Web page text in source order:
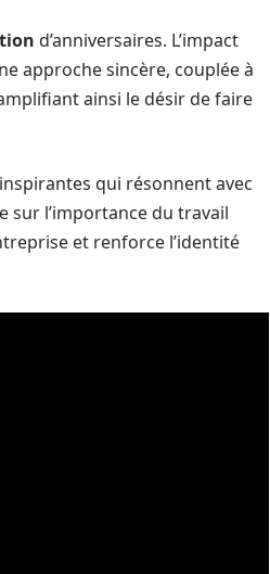
d’anniversaires. L’impact
approche sincère, couplée à
ainsi le désir de faire
qui résonnent avec
sur l’importance du travail
et renforce l’identité